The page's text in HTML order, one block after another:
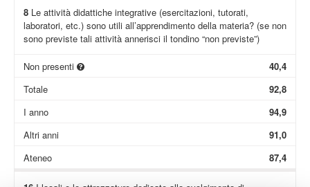
8Le attività didattiche integrative (esercitazioni, tutorati,
laboratori, etc.) sono utili all’apprendimento della materia? (se non
sono previste tali attività annerisci il tondino “non previste”)
Non presenti
40,4
Totale
92,8
I anno
94,9
Altri anni
91,0
Ateneo
87,4